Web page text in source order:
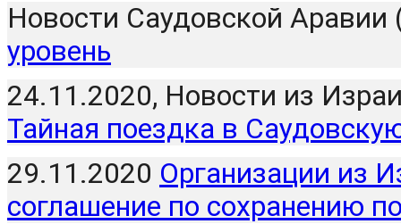
Новости Саудовской Аравии
уровень
Тайная поездка в
29.11.2020 Организации из
соглашение по сохранению